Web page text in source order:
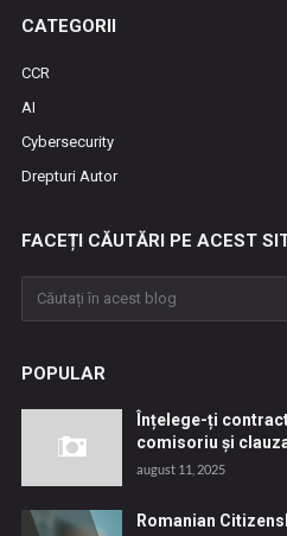
CATEGORII
CCR
AI
Cybersecurity
Drepturi Autor
FACEȚI CĂUTĂRI PE ACEST
POPULAR
Înțelege-ți
comisoriu și
august 11, 2025
Romanian